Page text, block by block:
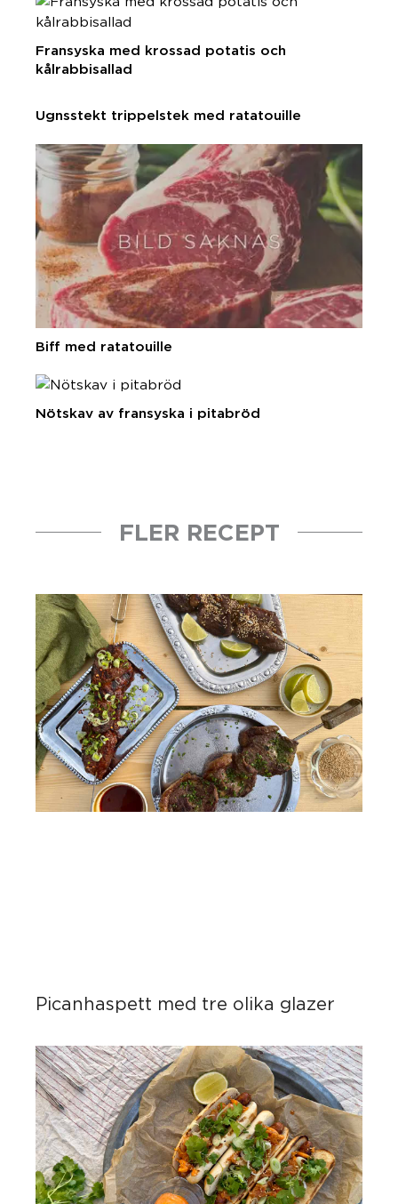
Fransyska med krossad potatis och
kålrabbisallad
Ugnsstekt trippelstek med ratatouille
Biff med ratatouille
Nötskav av fransyska i pitabröd
FLER RECEPT
Picanhaspett med tre olika glazer